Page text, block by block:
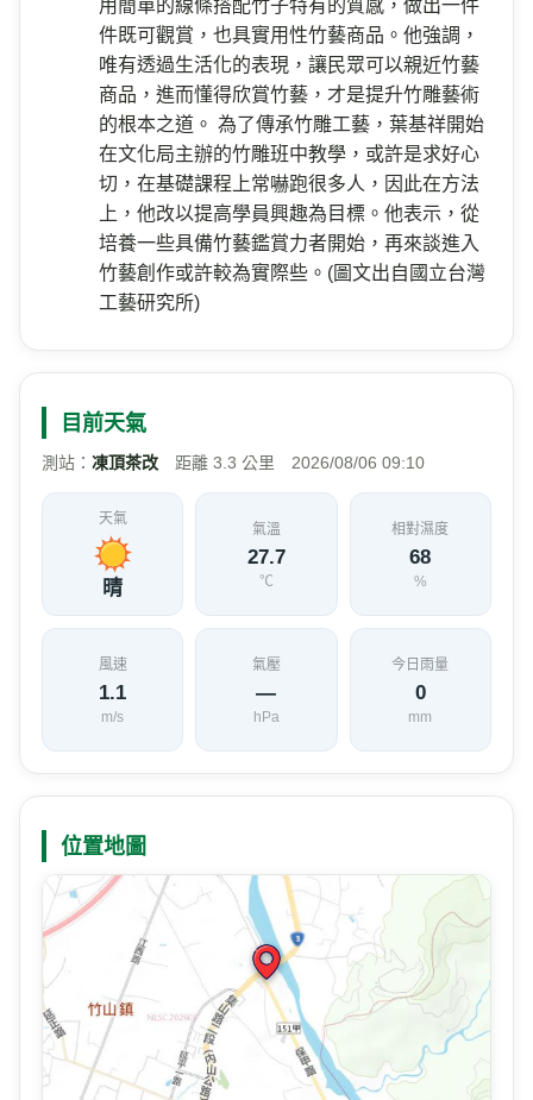
不同的思維。對於人面竹材運用，過去師傅多
半在面部刻畫成各式各樣的表情，而他卻大膽
地將面部竹節鏤空，運用透雕手法產生一個個
引吭高歌的趣味作品，取名人間系列，獲得極
高評價。葉基祥也很擅長荷花創作，對蟲、
鳥、青蛙等都有精心刻劃。這些與眾不同的作
品，他說，這些都來自於鄉下生活觀察所得。
從事竹雕近二十年，他的成就有目共睹，但或
許是經歷過竹業由興盛到沒落，葉基祥有感於
國內竹雕藝術家太少，很難形成一股力量，而
一般人對竹雕工藝也很陌生，因此他在竹藝創
唯有透過生活化的表現，讓民眾可以親近竹藝
商品，進而懂得欣賞竹藝，才是提升竹雕藝術
的根本之道。 為了傳承竹雕工藝，葉基祥開始
在文化局主辦的竹雕班中教學，或許是求好心
切，在基礎課程上常嚇跑很多人，因此在方法
上，他改以提高學員興趣為目標。他表示，從
培養一些具備竹藝鑑賞力者開始，再來談進入
竹藝創作或許較為實際些。(圖文出自國立台灣
工藝研究所)
測站：凍頂茶改
天氣
氣溫
27.7
℃
相對濕度
%
風速
1.1
m/s
氣壓 今日雨量
0
mm